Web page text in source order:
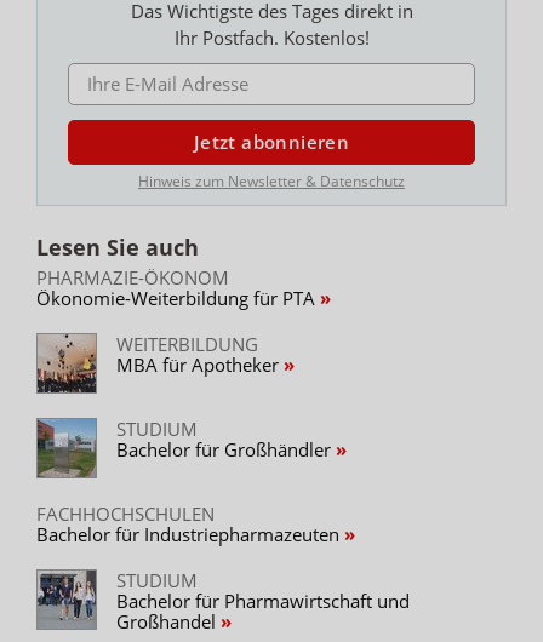
Das Wichtigste des Tages direkt in
Ihr Postfach. Kostenlos!
E-MAIL ADRESSE
Jetzt abonnieren
Hinweis zum Newsletter & Datenschutz
Lesen Sie auch
PHARMAZIE-ÖKONOM
Ökonomie-Weiterbildung für PTA
WEITERBILDUNG
MBA für Apotheker
STUDIUM
Bachelor für Großhändler
FACHHOCHSCHULEN
Bachelor für Industriepharmazeuten
STUDIUM
Bachelor für Pharmawirtschaft und
Großhandel